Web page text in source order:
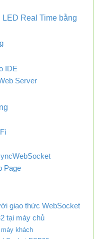
Real Time bằng
IDE
Server
Page
giao thức WebSocket
tại máy chủ
khách